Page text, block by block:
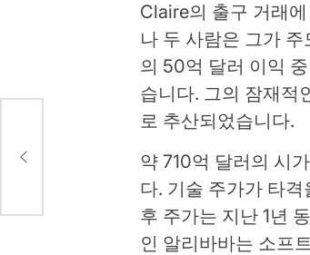
Claire의 출구 거래
나 두 사람은 그가
의 50억 달러 이익
습니다. 그의 잠재적
로 추산되었습니다.
약 710억 달러의 시
다. 기술 주가가 타
후 주가는 지난 1년
인 알리바바는 소프